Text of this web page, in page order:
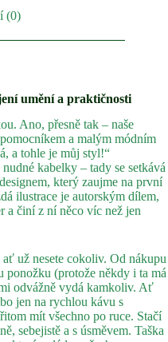
(0)
umění a praktičnosti
Ano, přesně tak – naše
a malým módním
a tohle je můj styl!“
kabelky – tady se setkává
který zaujme na první
ilustrace je autorským dílem,
a činí z ní něco víc než jen
ať už nesete cokoliv. Od nákupu
ponožku (protože někdy i ta má
odvážně vydá kamkoliv. Ať
jen na rychlou kávu s
mít všechno po ruce. Stačí
sebejistě a s úsměvem. Taška